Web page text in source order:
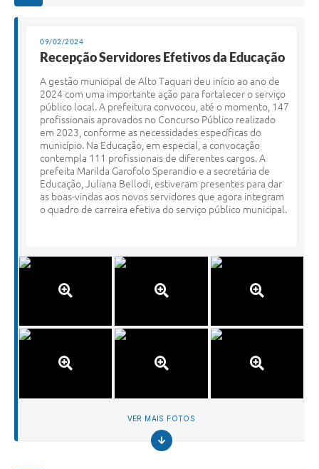
09/02/2024
Recepção Servidores Efetivos da Educação
A gestão municipal de Alto Taquari deu início ao ano de
2024 com uma importante ação para fortalecer o serviço
público local. A prefeitura convocou, até o momento, 147
profissionais aprovados no Concurso Público realizado
em 2023, conforme as necessidades específicas do
município. Na Educação, em especial, a convocação
contempla 111 profissionais de diferentes cargos. A
prefeita Marilda Garofolo Sperandio e a secretária de
Educação, Juliana Bellodi, estiveram presentes para dar
as boas-vindas aos novos servidores que agora integram
o quadro de carreira efetiva do serviço público municipal.
VER MAIS FOTOS